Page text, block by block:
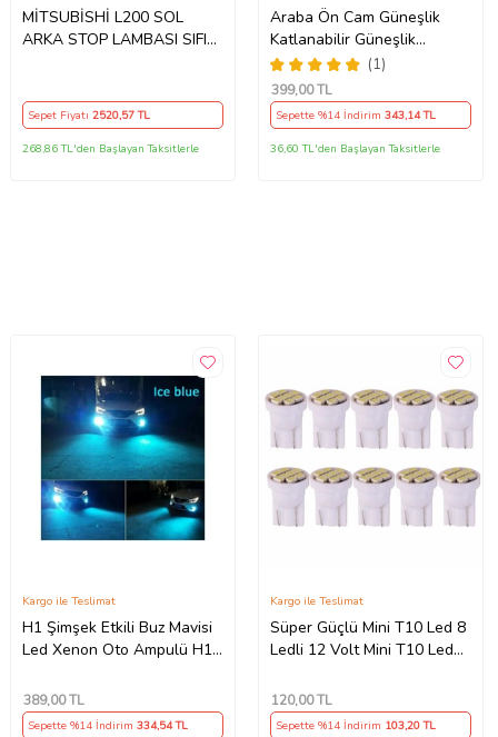
MİTSUBİSHİ L200 SOL
ARKA STOP LAMBASI SIFIR
Sepet Fiyatı2520,57 TL
268,86 TL'den Başlayan Taksitlerle
Araba Ön Cam Güneşlik
Katlanabilir Güneşlik
Şemsiye Ön Cam Gölgelik
ESNEK (Sarı)
(1)
399,00 TL
Sepette %14 İndirim343,14 TL
36,60 TL'den Başlayan Taksitlerle
H1 Şimşek Etkili Buz Mavisi
Led Xenon Oto Ampulü H1
Kargo ile Teslimat
389,00 TL
Sepette %14 İndirim334,54 TL
Süper Güçlü Mini T10 Led 8
Ledli 12 Volt Mini T10 Led
(Kırmızı)
Kargo ile Teslimat
120,00 TL
Sepette %14 İndirim 103,20 TL